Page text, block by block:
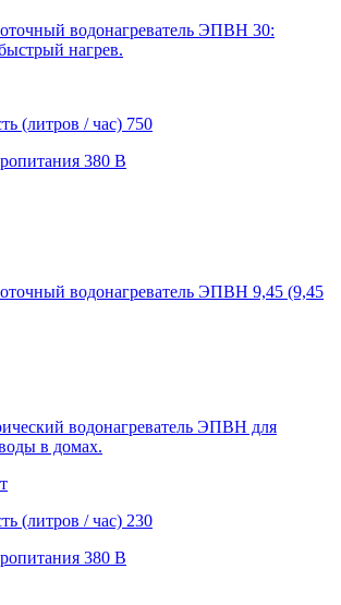
водонагреватель ЭПВН 30:
нагрев.
(литров / час) 750
380 В
водонагреватель ЭПВН 9,45 (9,45
водонагреватель ЭПВН для
в домах.
(литров / час) 230
380 В